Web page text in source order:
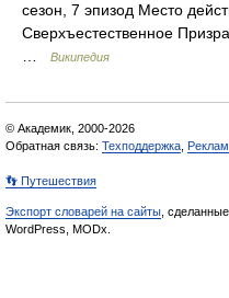
сезон, 7 эпизод Место
Сверхъестественное
Википедия
© Академик, 2000-2026
Обратная связь: Техподдержка
👣 Путешествия
Экспорт словарей на сайты ,
WordPress, MODx.